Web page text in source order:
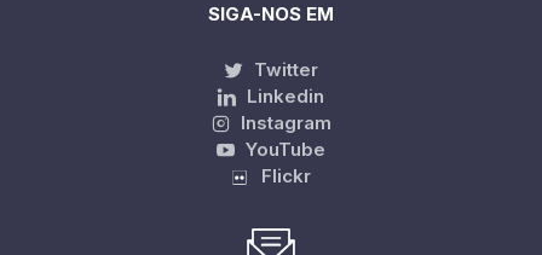
SIGA-NOS EM
Twitter
Linkedin
Instagram
YouTube
Flickr